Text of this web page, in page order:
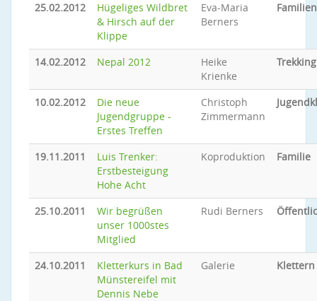
25.02.2012
Hügeliges Wildbret
& Hirsch auf der
Klippe
Eva-Maria
Berners
14.02.2012 Nepal 2012
Heike
Krienke
Trekking
10.02.2012
Die neue
Jugendgruppe -
Erstes Treffen
Christoph
Zimmermann
19.11.2011
Luis Trenker:
Erstbesteigung
Hohe Acht
Koproduktion Familie
25.10.2011
Wir begrüßen
unser 1000stes
Mitglied
Rudi Berners
24.10.2011
Kletterkurs in Bad
Münstereifel mit
Dennis Nebe
Galerie Klettern